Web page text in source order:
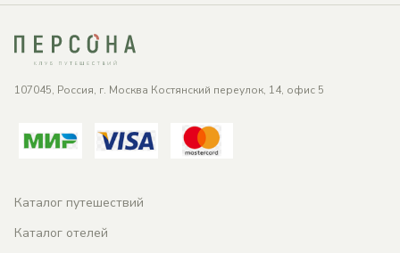
107045, Россия, г. Москва Костянский переулок, 14, офис 5
Каталог путешествий
Каталог отелей